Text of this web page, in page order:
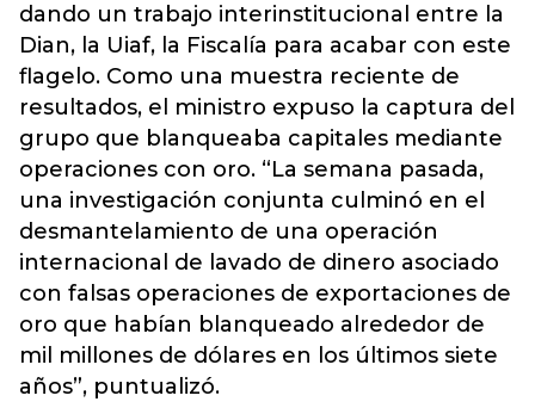
dando un trabajo interinstitucional entre la
Dian, la Uiaf, la Fiscalía para acabar con este
flagelo. Como una muestra reciente de
resultados, el ministro expuso la captura del
grupo que blanqueaba capitales mediante
operaciones con oro. “La semana pasada,
una investigación conjunta culminó en el
desmantelamiento de una operación
internacional de lavado de dinero asociado
con falsas operaciones de exportaciones de
oro que habían blanqueado alrededor de
mil millones de dólares en los últimos siete
años”, puntualizó.